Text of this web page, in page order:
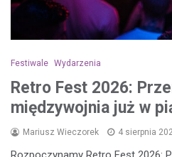
Festiwale Wydarzenia
Retro Fest 2026:
międzywojnia już w
Mariusz Wieczorek 4 sierpnia